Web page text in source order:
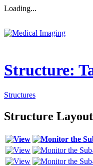
Loading...
Structure:
Structures
Structure Layout